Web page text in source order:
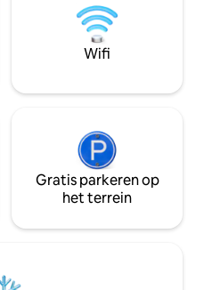
drukke
te laten
alle
een dag vol
zullen je bij elke
Wifi
Gratis parkeren op
het terrein